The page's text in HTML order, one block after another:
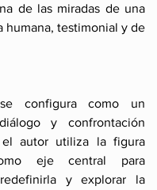
de las miradas de una
humana, testimonial y de
configura como un
y confrontación
autor utiliza la figura
eje central para
y explorar la